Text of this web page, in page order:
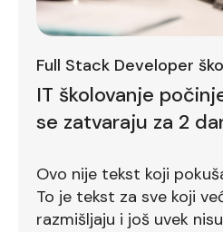
Full Stack Developer
IT školovanje
se zatvaraju za 2
Ovo nije tekst koji
To je tekst za sve koji
razmišljaju i još uvek nisu doneli odluku.